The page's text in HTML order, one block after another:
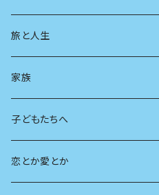
スポーツ
AIと社会
広告
アニメ
日本の芸能
その他
健康
日常生活
学ぶ楽しみ
過去
現在
未来
旅と人生
旅
人生
家族
子どもたちへ
教育
恋とか愛とか